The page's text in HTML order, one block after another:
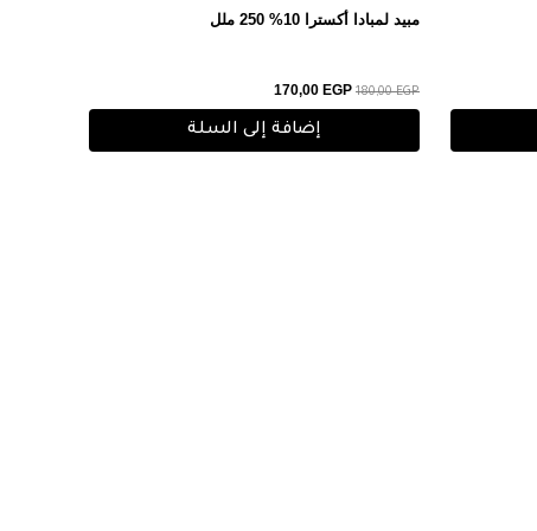
مبيد لمبادا أكسترا 10% 250 ملل
180,00EGP
170,00 EGP
إضافة إلى السلة